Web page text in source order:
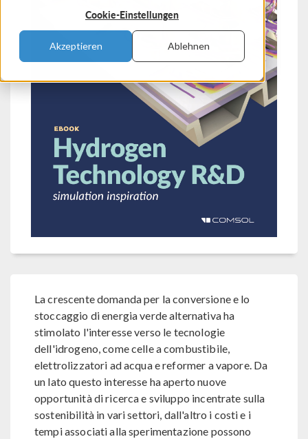
Cookie-Einstellungen
Akzeptieren Ablehnen
La crescente domanda per la conversione e lo
stoccaggio di energia verde alternativa ha
stimolato l'interesse verso le tecnologie
dell'idrogeno, come celle a combustibile,
elettrolizzatori ad acqua e reformer a vapore. Da
un lato questo interesse ha aperto nuove
opportunità di ricerca e sviluppo incentrate sulla
sostenibilità in vari settori, dall'altro i costi e i
tempi associati alla sperimentazione possono